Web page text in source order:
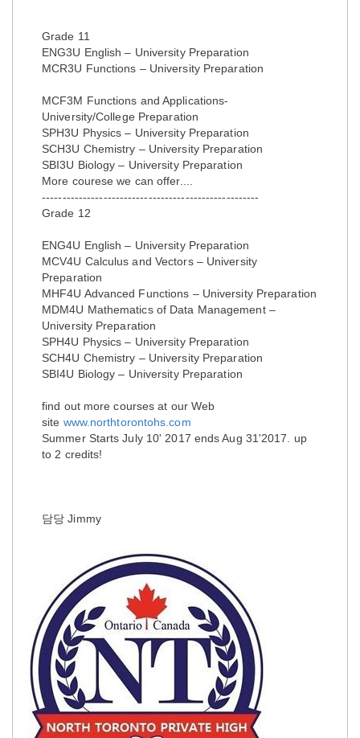
Grade 11
ENG3U English – University Preparation
MCR3U Functions – University Preparation
MCF3M Functions and Applications-
University/College Preparation
SPH3U Physics – University Preparation
SCH3U Chemistry – University Preparation
SBI3U Biology – University Preparation
More courese we can offer....
-----------------------------------------------------
Grade 12
ENG4U English – University Preparation
MCV4U Calculus and Vectors – University
Preparation
MHF4U Advanced Functions – University Preparation
MDM4U Mathematics of Data Management –
University Preparation
SPH4U Physics – University Preparation
SCH4U Chemistry – University Preparation
SBI4U Biology – University Preparation
find out more courses at our Web
site www.northtorontohs.com
Summer Starts July 10' 2017 ends Aug 31'2017. up
to 2 credits!
담당 Jimmy